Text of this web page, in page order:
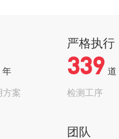
年
方案
严格执行
339 道
检测工序
团队